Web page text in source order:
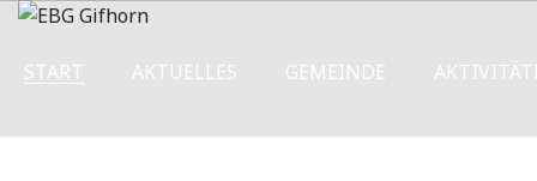
START AKTUELLES GEMEINDE